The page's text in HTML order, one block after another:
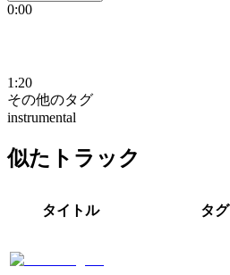
0:00
1:20
その他のタグ
instrumental
似たトラック
タイトル タグ